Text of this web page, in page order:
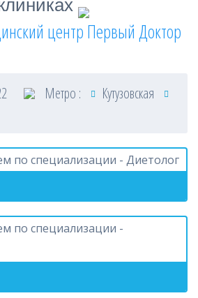
центр Первый Доктор
Метро :
Кутузовская
по специализации - Диетолог
по специализации -